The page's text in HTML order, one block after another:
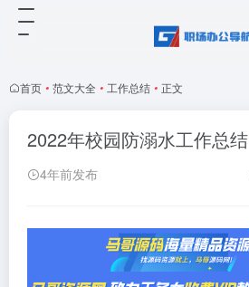
首页 • 范文大全 • 工作总结 • 正文
2022年校园防溺水工作总结
4年前发布